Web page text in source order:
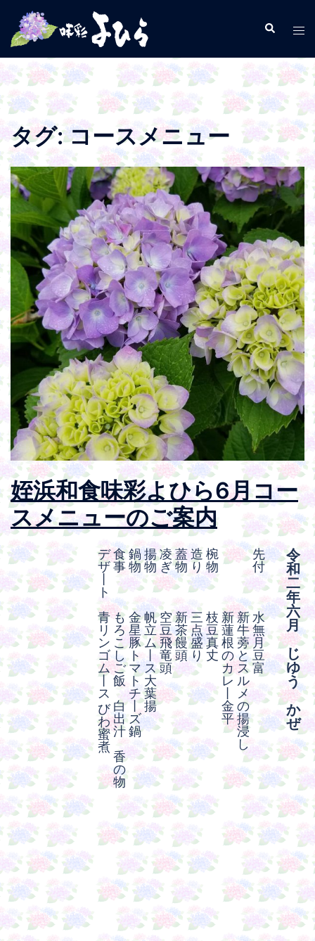
テ
ツ
へ
キ
ッ
プ
検
ト
ル
メ
ニ
ュ
ー
タグ:コースメニュー
姪浜和食味彩よひら6月コー
スメニューのご案内
令
和
二
年
六
月
じ
ゆ
う
か
ぜ
先
付
水
無
月
豆
富
新
牛
蒡
と
ス
ル
メ
の
揚
浸
し
新
蓮
根
の
カ
レ
金
平
椀
物
枝
豆
真
丈
造
り
三
点
盛
り
蓋
物
新
茶
饅
頭
凌
ぎ
空
豆
飛
竜
頭
揚
物
帆
立
ム
丨
ス
大
葉
揚
鍋
物
金
星
豚
ト
マ
ト
チ
丨
ズ
鍋
食
事
も
ろ
こ
し
ご
飯
白
出
汁
香
の
物
デ
ザ
ト
青
リ
ン
ゴ
ム
丨
ス
び
わ
蜜
煮